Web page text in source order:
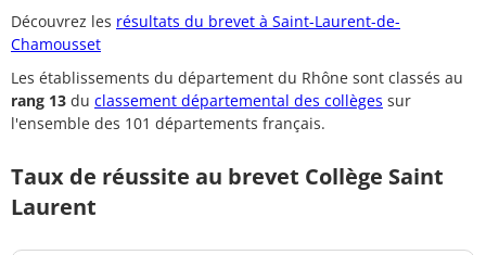
Découvrez les résultats du brevet à Saint-Laurent-de-
Chamousset
Les établissements du département du Rhône sont classés au
rang 13 du classement départemental des collèges sur
l'ensemble des 101 départements français.
Taux de réussite au brevet Collège Saint
Laurent